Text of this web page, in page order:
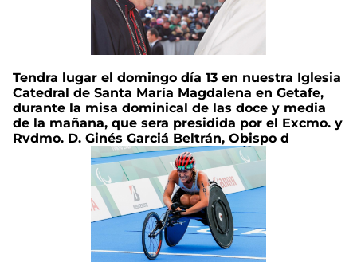
Tendra lugar el domingo día 13 en nuestra Iglesia
Catedral de Santa María Magdalena en Getafe,
durante la misa dominical de las doce y media
de la mañana, que sera presidida por el Excmo. y
Rvdmo. D. Ginés Garciá Beltrán, Obispo d